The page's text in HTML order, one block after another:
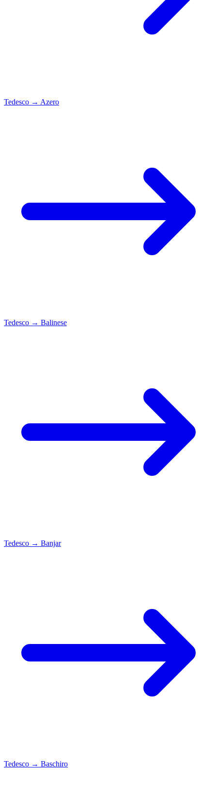
Tedesco → Azero
Tedesco → Balinese
Tedesco → Banjar
Tedesco → Baschiro